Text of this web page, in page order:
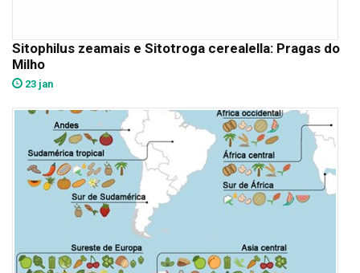
Sitophilus zeamais e Sitotroga cerealella: Pragas do
Milho
23 jan